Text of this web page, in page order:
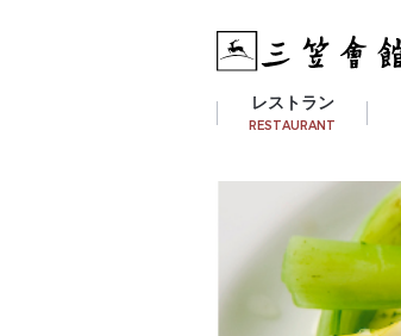
レストラン
RESTAURANT